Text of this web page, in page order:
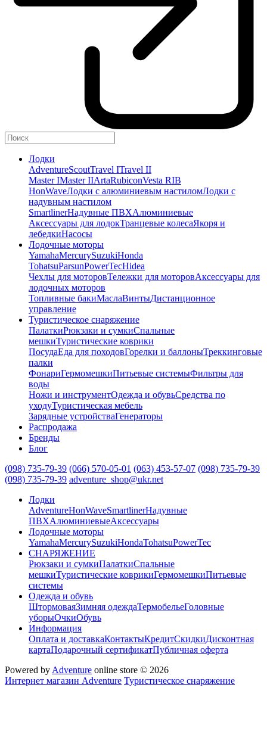
Лодки
AdventureScoutTravel ITravel II
Master IMaster IIArtaRubiconVesta RIB
HonWaveЛодки с алюминиевым настиломЛодки с
надувным настилом
SmartlinerНадувные ПВХАлюминиевые
Аксессуары для лодокТранцевые колесаЯкоря и
лебедкиНасосы
Лодочные моторы
YamahaMercurySuzukiHonda
TohatsuParsunPowerTecHidea
Чехлы для моторовТележки для моторовАксессуары для
лодочных моторов
Топливные бакиМаслаВинтыДистанционное
управление
Туристическое снаряжение
ПалаткиРюкзаки и сумкиСпальные
мешкиТуристические коврики
ПосудаЕда для походовГорелки и баллоныТреккинговые
палки
ФонариГермомешкиПитьевые системыФильтры для
воды
Ножи и инструментОдежда и обувьСредства по
уходуТуристическая мебель
Зарядные устройстваГенераторы
Распродажа
Бренды
Блог
(098) 735-79-39 (066) 570-05-01 (063) 453-57-07 (098) 735-79-39
(098) 735-79-39 adventure_shop@ukr.net
Лодки
AdventureHonWaveSmartlinerНадувные
ПВХАлюминиевыеАксессуары
Лодочные моторы
YamahaMercurySuzukiHondaTohatsuPowerTec
СНАРЯЖЕНИЕ
Рюкзаки и сумкиПалаткиСпальные
мешкиТуристические коврикиГермомешкиПитьевые
системы
Одежда и обувь
ШтормоваяЗимняя одеждаТермобельеГоловные
уборыОчкиОбувь
Информация
Оплата и доставкаКонтактыКредитСкидкиДисконтная
картаПодарочный сертификатПубличная оферта
Powered by Adventure online store © 2026
Интернет магазин Adventure Туристическое снаряжение